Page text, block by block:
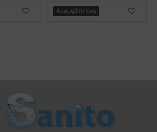
Adaugă în Coş